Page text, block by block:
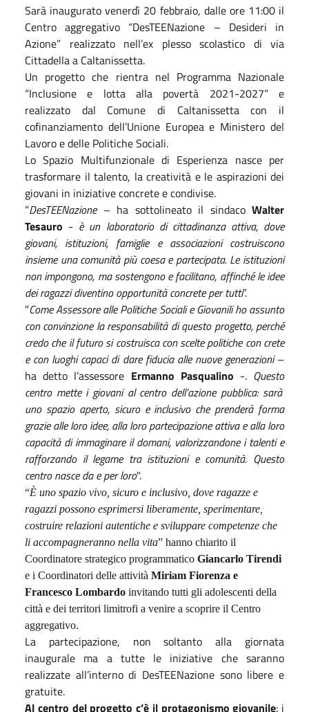
Sarà inaugurato venerdì 20 febbraio, dalle ore 11:00 il
Centro aggregativo “DesTEENazione – Desideri in
Azione” realizzato nell’ex plesso scolastico di via
Cittadella a Caltanissetta.
Un progetto che rientra nel Programma Nazionale
“Inclusione e lotta alla povertà 2021-2027” e
realizzato dal Comune di Caltanissetta con il
cofinanziamento dell’Unione Europea e Ministero del
Lavoro e delle Politiche Sociali.
Lo Spazio Multifunzionale di Esperienza nasce per
trasformare il talento, la creatività e le aspirazioni dei
giovani in iniziative concrete e condivise.
“DesTEENazione– ha sottolineato il sindaco Walter
Tesauro - è un laboratorio di cittadinanza attiva, dove
giovani, istituzioni, famiglie e associazioni costruiscono
insieme una comunità più coesa e partecipata. Le istituzioni
non impongono, ma sostengono e facilitano, affinché le idee
dei ragazzi diventino opportunità concrete per tutti”.
"Come Assessore alle Politiche Sociali e Giovanili ho assunto
con convinzione la responsabilità di questo progetto, perché
credo che il futuro si costruisca con scelte politiche con crete
e con luoghi capaci di dare fiducia alle nuove generazioni–
ha detto l’assessore Ermanno Pasqualino -.Questo
centro mette i giovani al centro dell’azione pubblica: sarà
uno spazio aperto, sicuro e inclusivo che prenderà forma
grazie alle loro idee, alla loro partecipazione attiva e alla loro
capacità di immaginare il domani, valorizzandone i talenti e
rafforzando il legame tra istituzioni e comunità. Questo
centro nasce da e per loro".
“È uno spazio vivo, sicuro e inclusivo, dove ragazze e
ragazzi possono esprimersi liberamente, sperimentare,
costruire relazioni autentiche e sviluppare competenze che
li accompagneranno nella vita” hanno chiarito il
Coordinatore strategico programmatico Giancarlo Tirendi
e i Coordinatori delle attività Miriam Fiorenza e
Francesco Lombardo invitando tutti gli adolescenti della
città e dei territori limitrofi a venire a scoprire il Centro
aggregativo.
La partecipazione, non soltanto alla giornata
inaugurale ma a tutte le iniziative che saranno
realizzate all’interno di DesTEENazione sono libere e
gratuite.
Al centro del progetto c’è il protagonismo giovanile: i